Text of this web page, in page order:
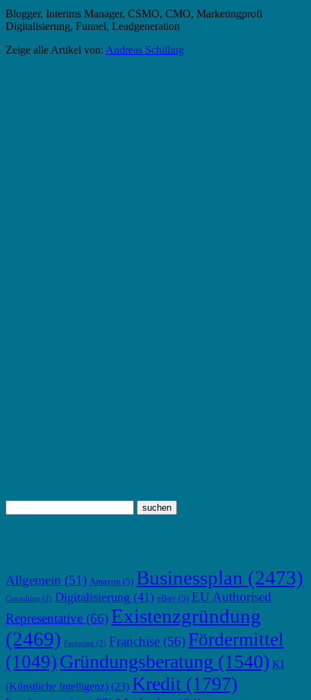
Blogger, Interims Manager, CSMO, CMO, Marketingprofi
Digitalisierung, Funnel, Leadgeneration
Zeige alle Artikel von: Andreas Schilling
Allgemein (51) Amazon (5) Businessplan (2473)
Consulting (2) Digitalisierung (41) eBay (5) EU Authorised
Representative (66) Existenzgründung
(2469) Factoring (2) Franchise (56) Fördermittel
(1049) Gründungsberatung (1540) KI
(Künstliche Intelligenz) (23) Kredit (1797)